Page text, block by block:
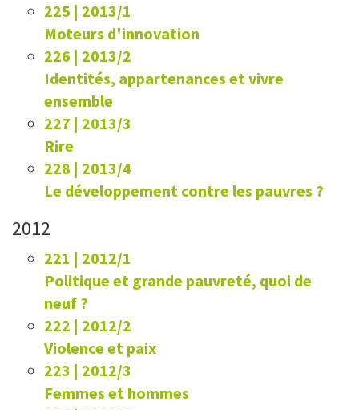
225 | 2013/1
Moteurs d'innovation
226 | 2013/2
Identités, appartenances et vivre
ensemble
227 | 2013/3
Rire
228 | 2013/4
Le développement contre les pauvres ?
2012
221 | 2012/1
Politique et grande pauvreté, quoi de
neuf ?
222 | 2012/2
Violence et paix
223 | 2012/3
Femmes et hommes